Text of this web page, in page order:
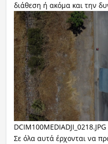
διάθεση ή ακόμα και την
Σε όλα αυτά έρχονται να